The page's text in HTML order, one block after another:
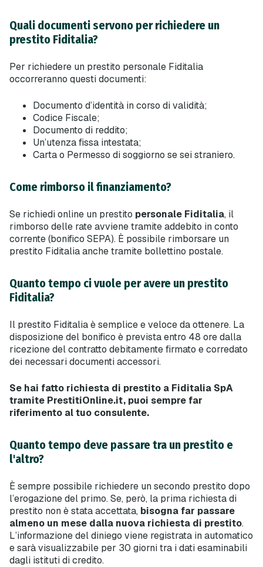
Quali documenti servono per richiedere un
prestito Fiditalia?
Per richiedere un prestito personale Fiditalia
occorreranno questi documenti:
Documento d’identità in corso di validità;
Codice Fiscale;
Documento di reddito;
Un’utenza fissa intestata;
Carta o Permesso di soggiorno se sei straniero.
Come rimborso il finanziamento?
Se richiedi online un prestito personale Fiditalia, il
rimborso delle rate avviene tramite addebito in conto
corrente (bonifico SEPA). È possibile rimborsare un
prestito Fiditalia anche tramite bollettino postale.
Quanto tempo ci vuole per avere un prestito
Fiditalia?
Il prestito Fiditalia è semplice e veloce da ottenere. La
disposizione del bonifico è prevista entro 48 ore dalla
ricezione del contratto debitamente firmato e corredato
dei necessari documenti accessori.
Se hai fatto richiesta di prestito a Fiditalia SpA
tramite PrestitiOnline.it, puoi sempre far
riferimento al tuo consulente.
Quanto tempo deve passare tra un prestito e
l'altro?
È sempre possibile richiedere un secondo prestito dopo
l’erogazione del primo. Se, però, la prima richiesta di
prestito non è stata accettata, bisogna far passare
almeno un mese dalla nuova richiesta di prestito.
L’informazione del diniego viene registrata in automatico
e sarà visualizzabile per 30 giorni tra i dati esaminabili
dagli istituti di credito.